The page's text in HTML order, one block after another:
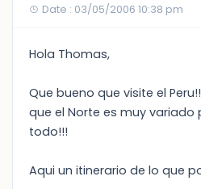
Date : 03/05/2006 10:38 pm
Hola Thomas,
Que bueno que visite el
que el Norte es muy
todo!!!
Aqui un itinerario de lo que